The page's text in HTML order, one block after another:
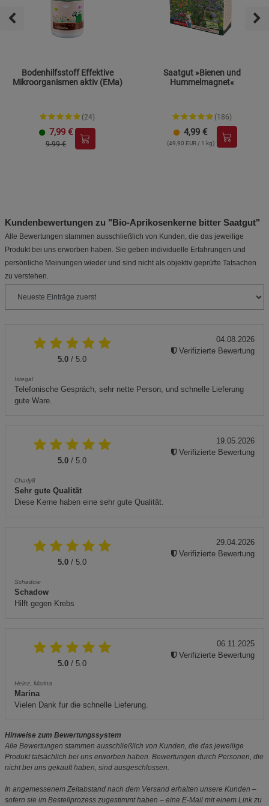
Bodenhilfsstoff Effektive
Mikroorganismen aktiv (EMa)
(24)
7,99 €
9.99 €
Saatgut »Bienen und
Hummelmagnet«
(186)
4,99 €
(49,90 EUR / 1 kg)
Kundenbewertungen zu "Bio-Aprikosenkerne bitter Saatgut"
Alle Bewertungen stammen ausschließlich von Kunden, die das jeweilige
Produkt bei uns erworben haben. Sie geben individuelle Erfahrungen und
persönliche Meinungen wieder und sind nicht als objektiv geprüfte Tatsachen
zu verstehen.
5.0 / 5.0
Istegal
Telefonische Gespräch, sehr nette Person, und schnelle Lieferung
gute Ware.
04.08.2026
Verifizierte Bewertung
5.0 / 5.0
Charly8
Sehr gute Qualität
Diese Kerne haben eine sehr gute Qualität.
19.05.2026
Verifizierte Bewertung
5.0 / 5.0
Schadow
Schadow
Hilft gegen Krebs
29.04.2026
Verifizierte Bewertung
5.0 / 5.0
Heinz, Marina
Marina
Vielen Dank fur die schnelle Lieferung.
06.11.2025
Verifizierte Bewertung
Hinweise zum Bewertungssystem
Alle Bewertungen stammen ausschließlich von Kunden, die das jeweilige
Produkt tatsächlich bei uns erworben haben. Bewertungen durch Personen, die
nicht bei uns gekauft haben, sind ausgeschlossen.
In angemessenem Zeitabstand nach dem Versand erhalten unsere Kunden –
sofern sie im Bestellprozess zugestimmt haben – eine E-Mail mit einem Link zu